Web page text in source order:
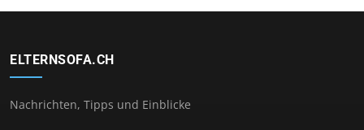
ELTERNSOFA.CH
Nachrichten, Tipps und Einblicke